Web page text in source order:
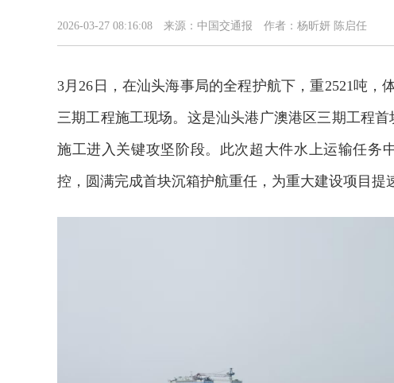
2026-03-27 08:16:08 来源：中国交通报 作者：杨昕妍 陈启任
3月26日，在汕头海事局的全程护航下，重2521吨，
三期工程施工现场。这是汕头港广澳港区三期工程
施工进入关键攻坚阶段。此次超大件水上运输任务
控，圆满完成首块沉箱护航重任，为重大建设项目提